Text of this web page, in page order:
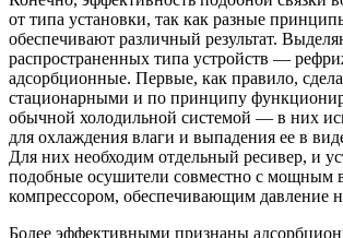
от типа установки, так как разные
обеспечивают различный результат.
распространенных типа устройств —
адсорбционные. Первые, как правило,
стационарными и по принципу
обычной холодильной системой — в них
для охлаждения влаги и выпадения ее в
Для них необходим отдельный ресивер, и
подобные осушители совместно с мощным
компрессором, обеспечивающим давление
Более эффективными признаны